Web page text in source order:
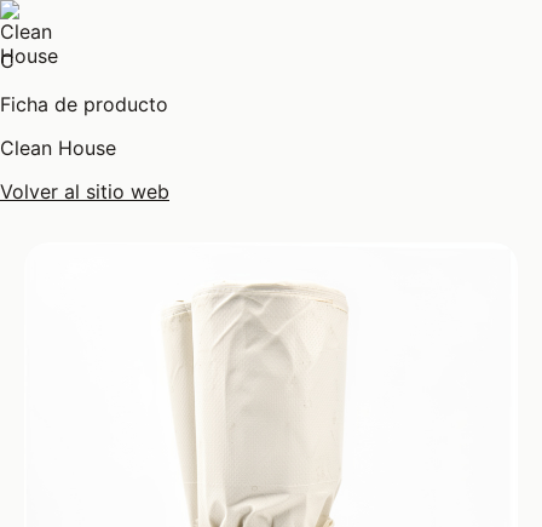
C
Ficha de producto
Clean House
Volver al sitio web